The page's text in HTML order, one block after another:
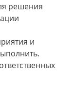
решения
и